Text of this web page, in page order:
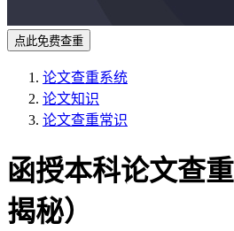
点此免费查重
论文查重系统
论文知识
论文查重常识
函授本科论文查
揭秘）